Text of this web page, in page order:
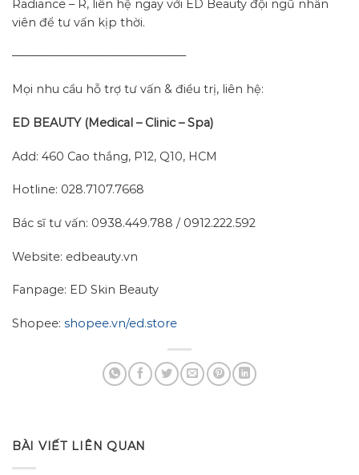
Radiance – R, liên hệ ngay với ED Beauty đội ngũ nhân
viên để tư vấn kịp thời.
———————————————–
Mọi nhu cầu hỗ trợ tư vấn & điều trị, liên hệ:
ED BEAUTY (Medical – Clinic – Spa)
Add: 460 Cao thắng, P12, Q10, HCM
Hotline: 028.7107.7668
Bác sĩ tư vấn: 0938.449.788 / 0912.222.592
Website: edbeauty.vn
Fanpage: ED Skin Beauty
Shopee: shopee.vn/ed.store
BÀI VIẾT LIÊN QUAN